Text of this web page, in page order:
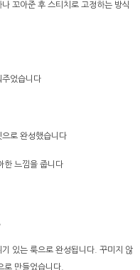
꼬아준 후 스티치로 고정하는 방식
주었습니다
로 완성했습니다
한 느낌을 줍니다
있는 룩으로 완성됩니다. 꾸미지 않
로 만들었습니다.